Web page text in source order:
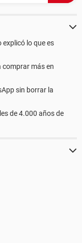
explicó lo que es
comprar más en
sin borrar la
de 4.000 años de